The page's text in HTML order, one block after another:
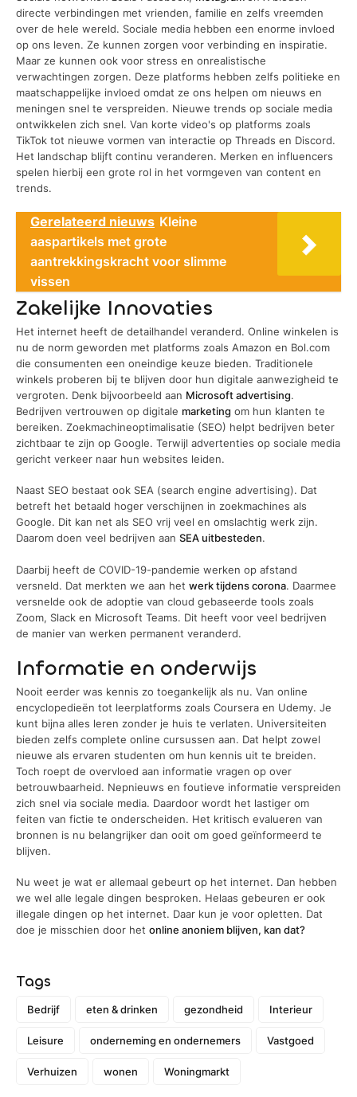
directe verbindingen met vrienden, familie en zelfs vreemden
over de hele wereld. Sociale media hebben een enorme invloed
op ons leven. Ze kunnen zorgen voor verbinding en inspiratie.
Maar ze kunnen ook voor stress en onrealistische
verwachtingen zorgen. Deze platforms hebben zelfs politieke en
maatschappelijke invloed omdat ze ons helpen om nieuws en
meningen snel te verspreiden. Nieuwe trends op sociale media
ontwikkelen zich snel. Van korte video's op platforms zoals
TikTok tot nieuwe vormen van interactie op Threads en Discord.
Het landschap blijft continu veranderen. Merken en influencers
spelen hierbij een grote rol in het vormgeven van content en
trends.
Gerelateerd nieuws Kleine
aaspartikels met grote
aantrekkingskracht voor slimme
vissen
Zakelijke Innovaties
Het internet heeft de detailhandel veranderd. Online winkelen is
nu de norm geworden met platforms zoals Amazon en Bol.com
die consumenten een oneindige keuze bieden. Traditionele
winkels proberen bij te blijven door hun digitale aanwezigheid te
vergroten. Denk bijvoorbeeld aan Microsoft advertising.
Bedrijven vertrouwen op digitale marketing om hun klanten te
bereiken. Zoekmachineoptimalisatie (SEO) helpt bedrijven beter
zichtbaar te zijn op Google. Terwijl advertenties op sociale media
gericht verkeer naar hun websites leiden.
Naast SEO bestaat ook SEA (search engine advertising). Dat
betreft het betaald hoger verschijnen in zoekmachines als
Google. Dit kan net als SEO vrij veel en omslachtig werk zijn.
Daarom doen veel bedrijven aan SEA uitbesteden.
Daarbij heeft de COVID-19-pandemie werken op afstand
versneld. Dat merkten we aan het werk tijdens corona. Daarmee
versnelde ook de adoptie van cloud gebaseerde tools zoals
Zoom, Slack en Microsoft Teams. Dit heeft voor veel bedrijven
de manier van werken permanent veranderd.
Informatie en onderwijs
Nooit eerder was kennis zo toegankelijk als nu. Van online
encyclopedieën tot leerplatforms zoals Coursera en Udemy. Je
kunt bijna alles leren zonder je huis te verlaten. Universiteiten
bieden zelfs complete online cursussen aan. Dat helpt zowel
nieuwe als ervaren studenten om hun kennis uit te breiden.
Toch roept de overvloed aan informatie vragen op over
betrouwbaarheid. Nepnieuws en foutieve informatie verspreiden
zich snel via sociale media. Daardoor wordt het lastiger om
feiten van fictie te onderscheiden. Het kritisch evalueren van
bronnen is nu belangrijker dan ooit om goed geïnformeerd te
blijven.
Nu weet je wat er allemaal gebeurt op het internet. Dan hebben
we wel alle legale dingen besproken. Helaas gebeuren er ook
illegale dingen op het internet. Daar kun je voor opletten. Dat
doe je misschien door het online anoniem blijven, kan dat?
Tags
Bedrijf eten & drinken gezondheid Interieur
Leisure onderneming en ondernemers Vastgoed
Verhuizen wonen Woningmarkt